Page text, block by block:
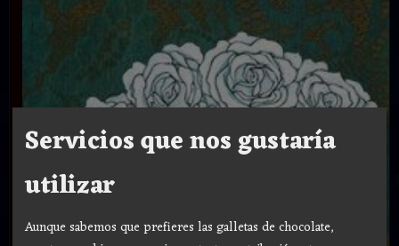
Servicios que nos gustaría
utilizar
Aunque sabemos que prefieres las galletas de chocolate,